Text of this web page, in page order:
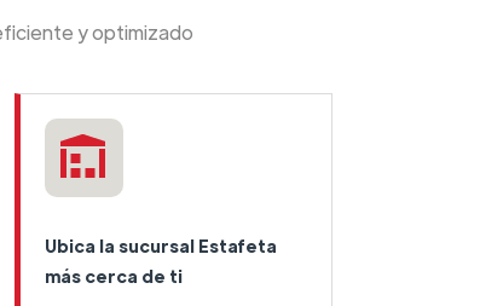
y optimizado
Ubica la sucursal Estafeta
más cerca de ti